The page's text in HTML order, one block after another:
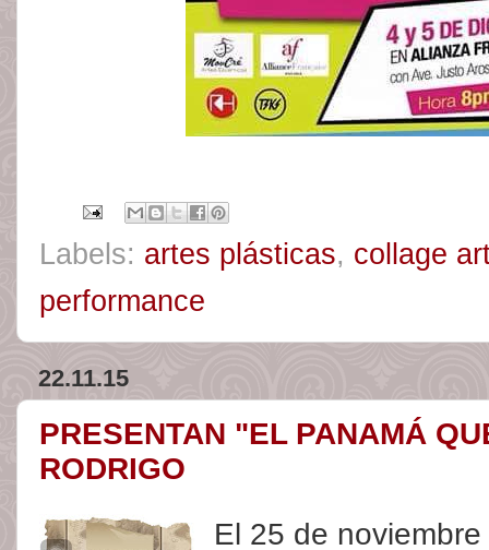
Labels: artes plásticas, collage
performance
22.11.15
PRESENTAN "EL PANAMÁ
RODRIGO
El 25 de